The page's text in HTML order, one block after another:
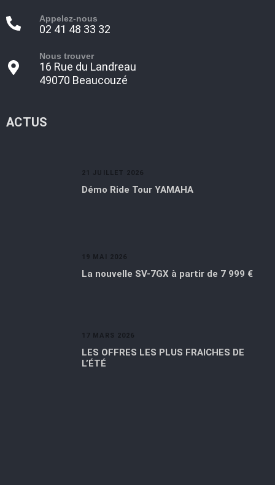
Appelez-nous
02 41 48 33 32
Nous trouver
16 Rue du Landreau
49070 Beaucouzé
ACTUS
21 JUILLET 2026
Démo Ride Tour YAMAHA
19 MAI 2026
La nouvelle SV-7GX à partir de 7 999 €
17 MARS 2026
LES OFFRES LES PLUS FRAICHES DE
L’ÉTÉ